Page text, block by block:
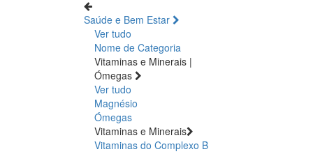
Saúde e Bem Estar
Ver tudo
Nome de Categoria
Vitaminas e Minerais |
Ómegas
Ver tudo
Magnésio
Ómegas
Vitaminas e Minerais
Vitaminas do Complexo B